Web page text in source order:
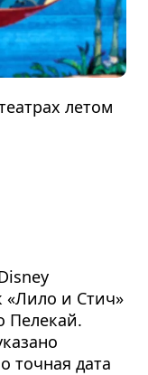
летом
«Лило и Стич»
Пелекай.
точная дата